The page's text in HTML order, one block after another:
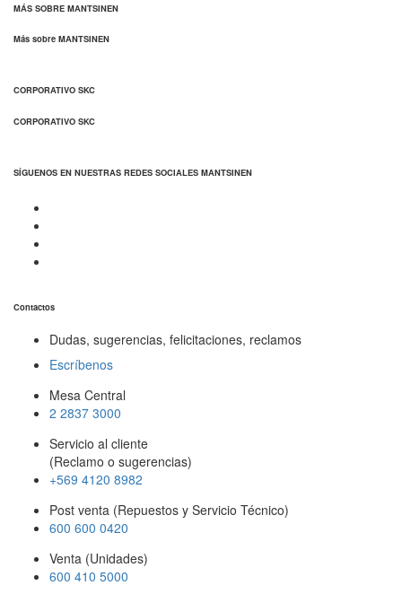
MÁS SOBRE MANTSINEN
Más sobre MANTSINEN
CORPORATIVO SKC
CORPORATIVO SKC
SÍGUENOS EN NUESTRAS REDES SOCIALES MANTSINEN
Contactos
Dudas, sugerencias, felicitaciones, reclamos
Escríbenos
Mesa Central
2 2837 3000
Servicio al cliente
(Reclamo o sugerencias)
+569 4120 8982
Post venta (Repuestos y Servicio Técnico)
600 600 0420
Venta (Unidades)
600 410 5000